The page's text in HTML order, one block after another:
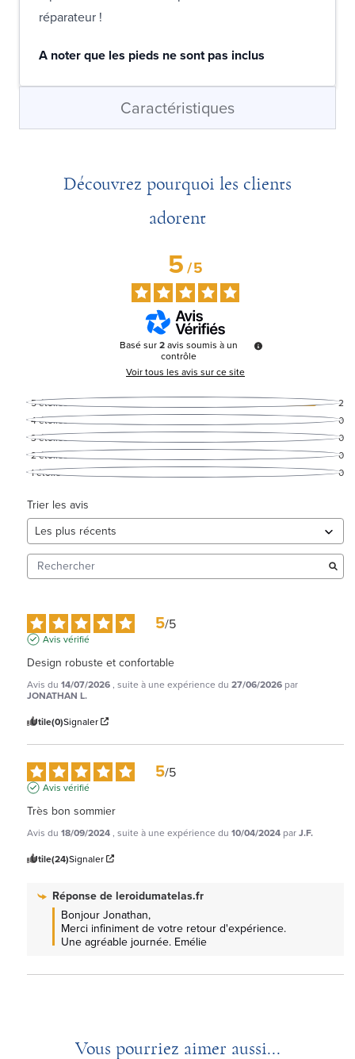
réparateur !
A noter que les pieds ne sont pas inclus
Caractéristiques
Découvrez pourquoi les clients
adorent
5/5
Basé sur2avis soumis à un
contrôle
Voir tous les avis sur ce site
5étoiles
2
4étoiles
0
3étoiles
0
2étoiles
0
1étoile 0
Trier les avis
5/5
Avis vérifié
Design robuste et confortable
Avis du 14/07/2026, suite à une expérience du 27/06/2026 par
JONATHAN L.
Utile(0)Signaler
5/5
Avis vérifié
Très bon sommier
Avis du 18/09/2024, suite à une expérience du 10/04/2024 parJ.F.
Utile(24)Signaler
Réponse deleroidumatelas.fr
Bonjour Jonathan,
Merci infiniment de votre retour d'expérience.
Une agréable journée. Emélie
Vous pourriez aimer aussi...